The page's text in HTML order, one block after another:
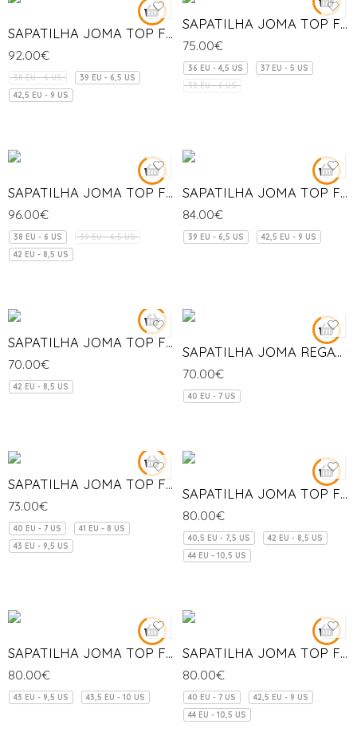
SAPATILHA JOMA TOP FLEX REBOUND
92.00€
38 EU - 6 US
39 EU - 6,5 US
42,5 EU - 9 US
SAPATILHA JOMA TOP FLEX
75.00€
36 EU - 4,5 US
37 EU - 5 US
38 EU - 6 US
SAPATILHA JOMA TOP FLEX REBOUND
96.00€
38 EU - 6 US
39 EU - 6,5 US
42 EU - 8,5 US
SAPATILHA JOMA TOP FLEX REBOUND
84.00€
39 EU - 6,5 US 42,5 EU - 9 US
SAPATILHA JOMA TOP FLEX
70.00€
42 EU - 8,5 US
SAPATILHA JOMA REGATE REBOUND
70.00€
40 EU - 7 US
SAPATILHA JOMA TOP FLEX
73.00€
40 EU - 7 US
41 EU - 8 US
43 EU - 9,5 US
SAPATILHA JOMA TOP FLEX REBOUND
80.00€
40,5 EU - 7,5 US
42 EU - 8,5 US
44 EU - 10,5 US
SAPATILHA JOMA TOP FLEX REBOUND
80.00€
43 EU - 9,5 US 43,5 EU - 10 US
SAPATILHA JOMA TOP FLEX REBOUND
80.00€
40 EU - 7 US
42,5 EU - 9 US
44 EU - 10,5 US